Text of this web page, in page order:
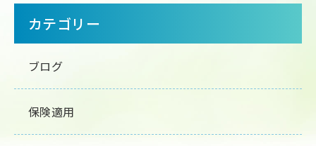
サ
イ
ド
メ
カテゴリー
ブログ
保険適用